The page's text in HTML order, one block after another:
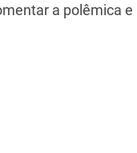
a polêmica e